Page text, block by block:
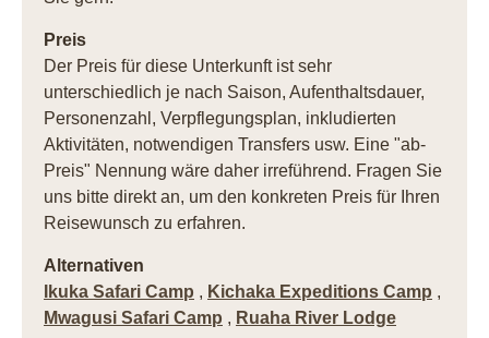
Preis
Der Preis für diese Unterkunft ist sehr
unterschiedlich je nach Saison, Aufenthaltsdauer,
Personenzahl, Verpflegungsplan, inkludierten
Aktivitäten, notwendigen Transfers usw. Eine "ab-
Preis" Nennung wäre daher irreführend. Fragen Sie
uns bitte direkt an, um den konkreten Preis für Ihren
Reisewunsch zu erfahren.
Alternativen
Ikuka Safari Camp , Kichaka Expeditions Camp ,
Mwagusi Safari Camp , Ruaha River Lodge